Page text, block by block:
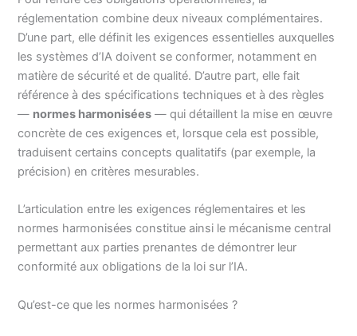
réglementation combine deux niveaux complémentaires.
D’une part, elle définit les exigences essentielles auxquelles
les systèmes d’IA doivent se conformer, notamment en
matière de sécurité et de qualité. D’autre part, elle fait
référence à des spécifications techniques et à des règles
— normes harmonisées — qui détaillent la mise en œuvre
concrète de ces exigences et, lorsque cela est possible,
traduisent certains concepts qualitatifs (par exemple, la
précision) en critères mesurables.
L’articulation entre les exigences réglementaires et les
normes harmonisées constitue ainsi le mécanisme central
permettant aux parties prenantes de démontrer leur
conformité aux obligations de la loi sur l’IA.
Qu’est-ce que les normes harmonisées ?